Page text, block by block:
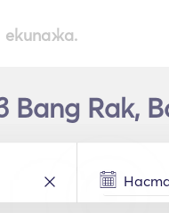
екипажа.
Rak,